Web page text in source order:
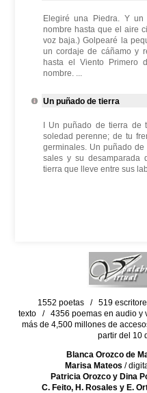
Elegiré una Piedra. Y
nombre hasta que el aire
voz baja.) Golpearé la
un cordaje de cáñamo y
hasta el Viento Primero
nombre. ...
Un puñado de tierra
I Un puñado de tierra
soledad perenne; de tu
germinales. Un puñado
sales y su desamparada
tierra que lleve entre sus
1552 poetas / 519
texto / 4356 poemas en audio y
más de 4,500 millones de
partir del 10
Blanca Orozco de
Marisa Mateos /
Patricia Orozco y Dina
C. Feito, H. Rosales y E.